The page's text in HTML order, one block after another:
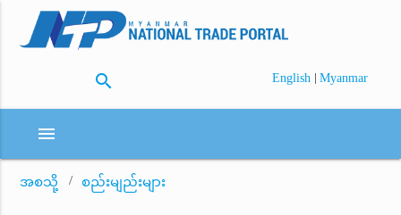
search English | Myanmar
menu
အစသို့ စည်းမျည်းများ